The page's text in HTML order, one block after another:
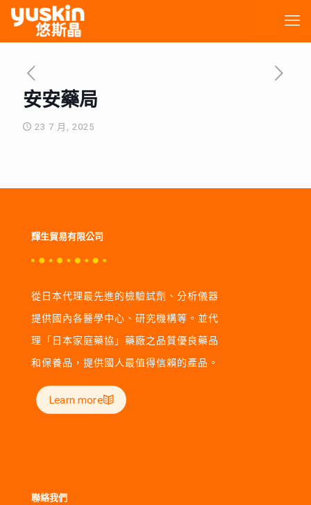
安安藥局
23 7 月, 2025
輝生貿易有限公司
從日本代理最先進的檢驗試劑、分析儀器
提供國內各醫學中心、研究機構等。並代
理「日本家庭藥協」藥廠之品質優良藥品
和保養品，提供國人最值得信賴的產品。
Learn more
聯絡我們